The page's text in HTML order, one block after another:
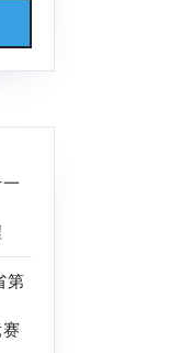
第